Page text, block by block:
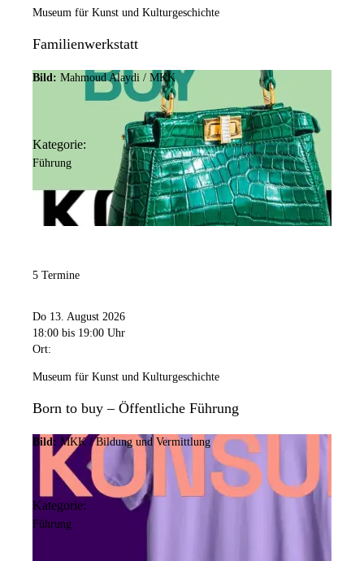
Museum für Kunst und Kulturgeschichte
Familienwerkstatt
Bild: Mahmoud Alaydi / MKK
Kategorie:
Führung
5 Termine
Do 13. August 2026
18:00 bis 19:00 Uhr
Ort:
Museum für Kunst und Kulturgeschichte
Born to buy – Öffentliche Führung
Bild: MKK / Bildung und Vermittlung
Kategorie:
Führung